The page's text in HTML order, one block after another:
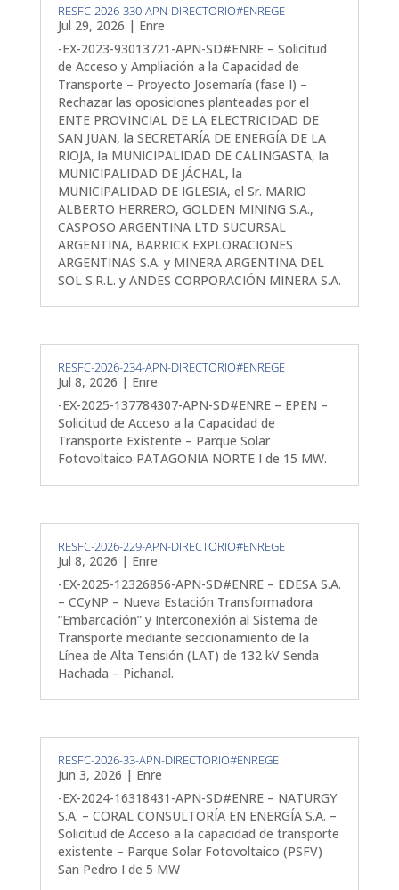
RESFC-2026-330-APN-DIRECTORIO#ENREGE
Jul 29, 2026 | Enre
-EX-2023-93013721-APN-SD#ENRE – Solicitud
de Acceso y Ampliación a la Capacidad de
Transporte – Proyecto Josemaría (fase I) –
Rechazar las oposiciones planteadas por el
ENTE PROVINCIAL DE LA ELECTRICIDAD DE
SAN JUAN, la SECRETARÍA DE ENERGÍA DE LA
RIOJA, la MUNICIPALIDAD DE CALINGASTA, la
MUNICIPALIDAD DE JÁCHAL, la
MUNICIPALIDAD DE IGLESIA, el Sr. MARIO
ALBERTO HERRERO, GOLDEN MINING S.A.,
CASPOSO ARGENTINA LTD SUCURSAL
ARGENTINA, BARRICK EXPLORACIONES
ARGENTINAS S.A. y MINERA ARGENTINA DEL
SOL S.R.L. y ANDES CORPORACIÓN MINERA S.A.
RESFC-2026-234-APN-DIRECTORIO#ENREGE
Jul 8, 2026 | Enre
-EX-2025-137784307-APN-SD#ENRE – EPEN –
Solicitud de Acceso a la Capacidad de
Transporte Existente – Parque Solar
Fotovoltaico PATAGONIA NORTE I de 15 MW.
RESFC-2026-229-APN-DIRECTORIO#ENREGE
Jul 8, 2026 | Enre
-EX-2025-12326856-APN-SD#ENRE – EDESA S.A.
– CCyNP – Nueva Estación Transformadora
“Embarcación” y Interconexión al Sistema de
Transporte mediante seccionamiento de la
Línea de Alta Tensión (LAT) de 132 kV Senda
Hachada – Pichanal.
RESFC-2026-33-APN-DIRECTORIO#ENREGE
Jun 3, 2026 | Enre
-EX-2024-16318431-APN-SD#ENRE – NATURGY
S.A. – CORAL CONSULTORÍA EN ENERGÍA S.A. –
Solicitud de Acceso a la capacidad de transporte
existente – Parque Solar Fotovoltaico (PSFV)
San Pedro I de 5 MW